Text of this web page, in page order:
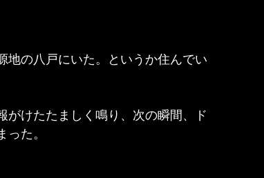
地の八戸にいた。というか住んでい
がけたたましく鳴り、次の瞬間、ド
た。